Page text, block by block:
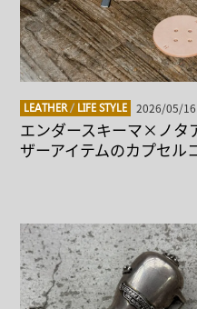
LEATHER / LIFE STYLE 2026/05/16
エンダースキーマ×ノタ
ザーアイテムのカプセル